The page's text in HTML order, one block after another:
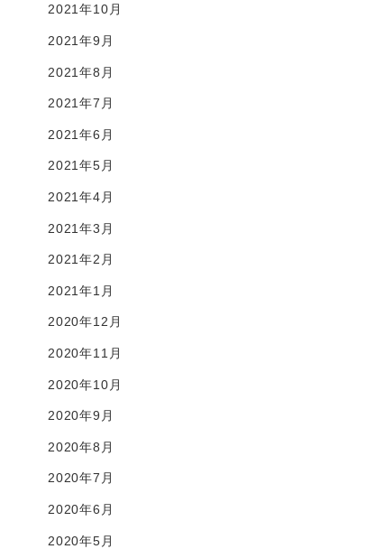
2021年10月
2021年9月
2021年8月
2021年7月
2021年6月
2021年5月
2021年4月
2021年3月
2021年2月
2021年1月
2020年12月
2020年11月
2020年10月
2020年9月
2020年8月
2020年7月
2020年6月
2020年5月